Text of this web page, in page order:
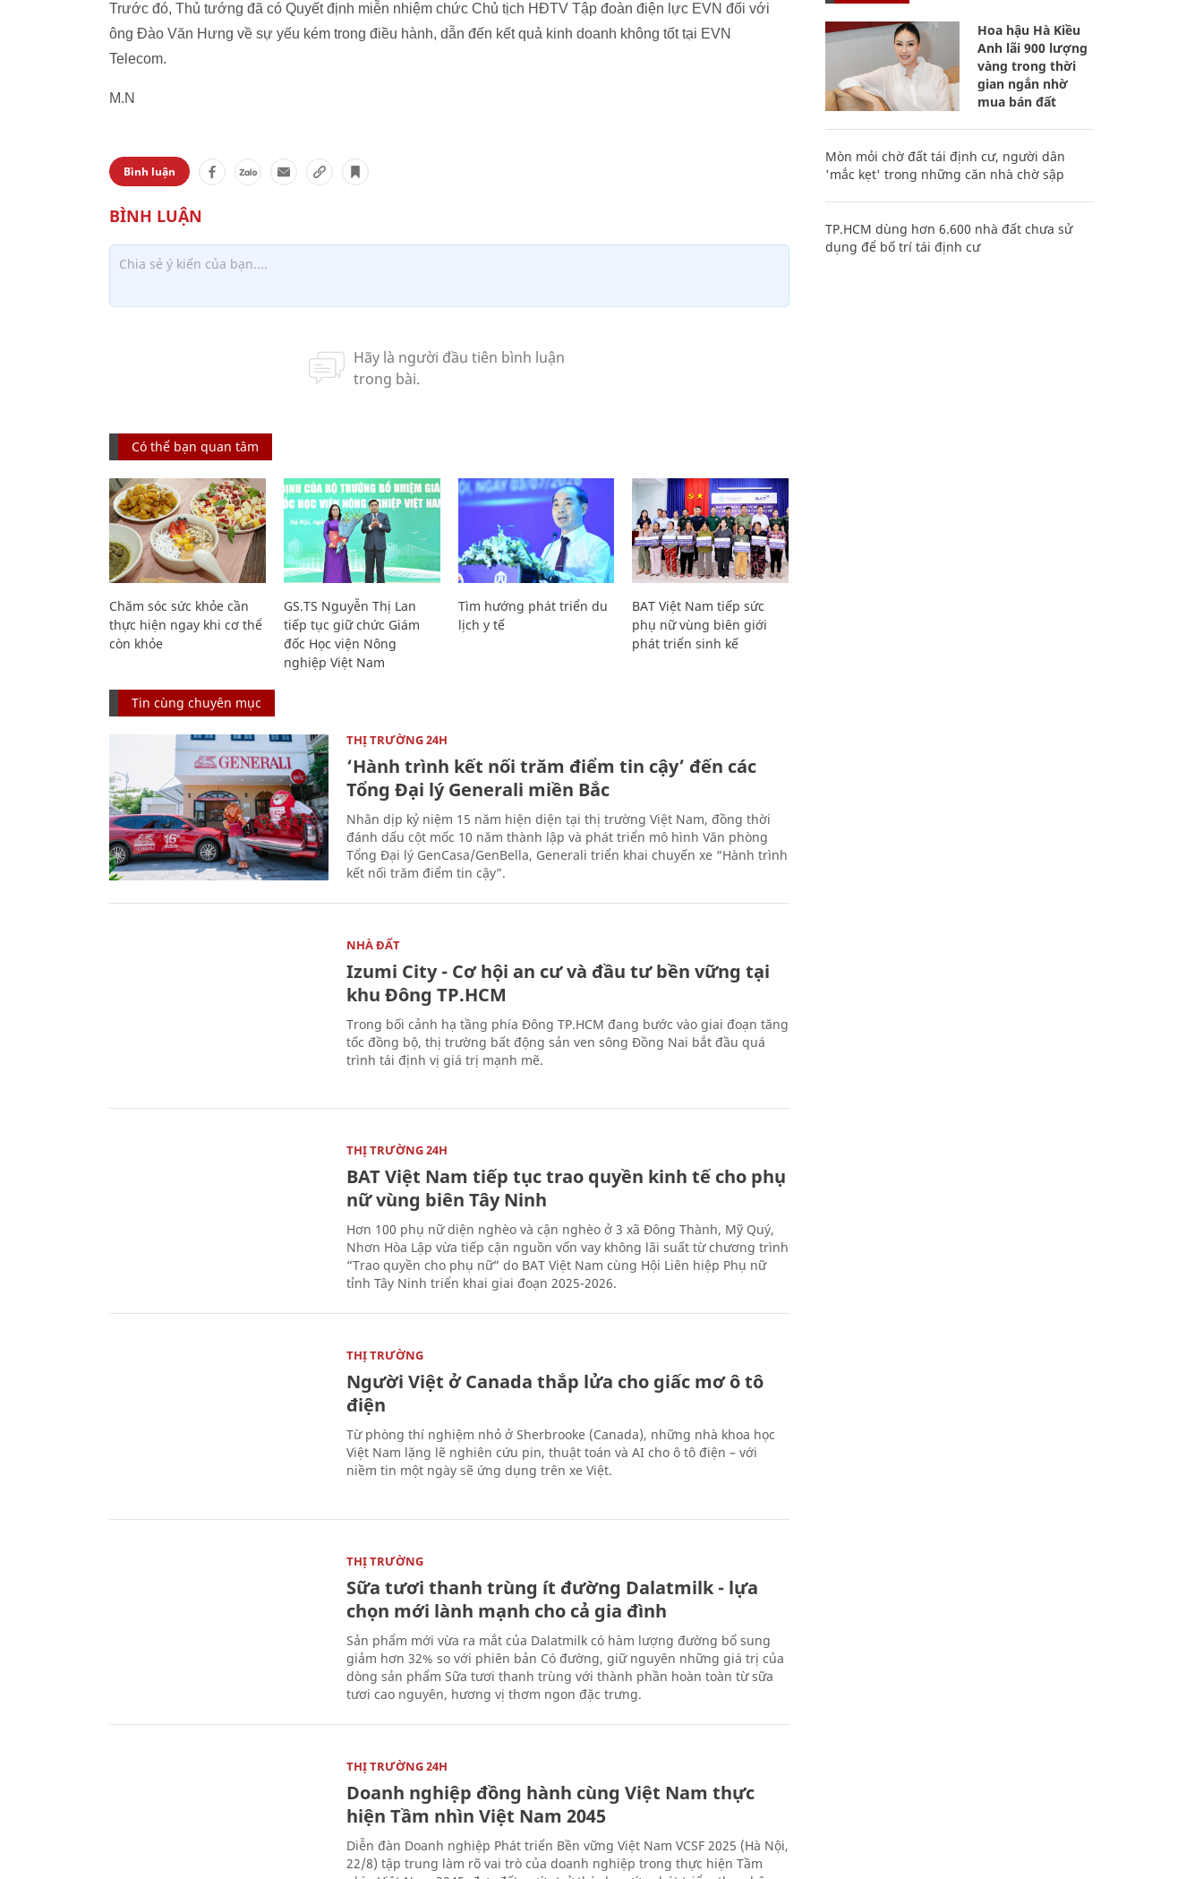
Trước đó, Thủ tướng đã có Quyết định miễn nhiệm chức Chủ tịch HĐTV Tập đoàn điện lực EVN đối với
ông Đào Văn Hưng về sự yếu kém trong điều hành, dẫn đến kết quả kinh doanh không tốt tại EVN
Telecom.
M.N
Bình luận
Có thể bạn quan tâm
Chăm sóc sức khỏe cần
thực hiện ngay khi cơ thể
còn khỏe
GS.TS Nguyễn Thị Lan
tiếp tục giữ chức Giám
đốc Học viện Nông
nghiệp Việt Nam
Tìm hướng phát triển du
lịch y tế
BAT Việt Nam tiếp sức
phụ nữ vùng biên giới
phát triển sinh kế
Tin cùng chuyên mục
THỊ TRƯỜNG 24H
‘Hành trình kết nối trăm điểm tin cậy’ đến các
Tổng Đại lý Generali miền Bắc
Nhân dịp kỷ niệm 15 năm hiện diện tại thị trường Việt Nam, đồng thời
đánh dấu cột mốc 10 năm thành lập và phát triển mô hình Văn phòng
Tổng Đại lý GenCasa/GenBella, Generali triển khai chuyến xe “Hành trình
kết nối trăm điểm tin cậy”.
NHÀ ĐẤT
Izumi City - Cơ hội an cư và đầu tư bền vững tại
khu Đông TP.HCM
Trong bối cảnh hạ tầng phía Đông TP.HCM đang bước vào giai đoạn tăng
tốc đồng bộ, thị trường bất động sản ven sông Đồng Nai bắt đầu quá
trình tái định vị giá trị mạnh mẽ.
THỊ TRƯỜNG 24H
BAT Việt Nam tiếp tục trao quyền kinh tế cho phụ
nữ vùng biên Tây Ninh
Hơn 100 phụ nữ diện nghèo và cận nghèo ở 3 xã Đông Thành, Mỹ Quý,
Nhơn Hòa Lập vừa tiếp cận nguồn vốn vay không lãi suất từ chương trình
“Trao quyền cho phụ nữ” do BAT Việt Nam cùng Hội Liên hiệp Phụ nữ
tỉnh Tây Ninh triển khai giai đoạn 2025-2026.
THỊ TRƯỜNG
Người Việt ở Canada thắp lửa cho giấc mơ ô tô
điện
Từ phòng thí nghiệm nhỏ ở Sherbrooke (Canada), những nhà khoa học
Việt Nam lặng lẽ nghiên cứu pin, thuật toán và AI cho ô tô điện – với
niềm tin một ngày sẽ ứng dụng trên xe Việt.
THỊ TRƯỜNG
Sữa tươi thanh trùng ít đường Dalatmilk - lựa
chọn mới lành mạnh cho cả gia đình
Sản phẩm mới vừa ra mắt của Dalatmilk có hàm lượng đường bổ sung
giảm hơn 32% so với phiên bản Có đường, giữ nguyên những giá trị của
dòng sản phẩm Sữa tươi thanh trùng với thành phần hoàn toàn từ sữa
tươi cao nguyên, hương vị thơm ngon đặc trưng.
THỊ TRƯỜNG 24H
Doanh nghiệp đồng hành cùng Việt Nam thực
hiện Tầm nhìn Việt Nam 2045
Diễn đàn Doanh nghiệp Phát triển Bền vững Việt Nam VCSF 2025 (Hà Nội,
22/8) tập trung làm rõ vai trò của doanh nghiệp trong thực hiện Tầm
Hoa hậu Hà Kiều
Anh lãi 900 lượng
vàng trong thời
gian ngắn nhờ
mua bán đất
Mòn mỏi chờ đất tái định cư, người dân
'mắc kẹt' trong những căn nhà chờ sập
TP.HCM dùng hơn 6.600 nhà đất chưa sử
dụng để bố trí tái định cư